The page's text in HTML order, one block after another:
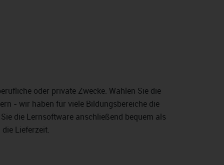
oder private Zwecke. Wählen Sie die
- wir haben für viele Bildungsbereiche die
die Lernsoftware anschließend bequem als
Lieferzeit.